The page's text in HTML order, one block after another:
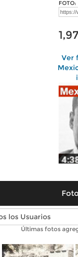
FOTO:
Ver
Fotos
Últimas fotos